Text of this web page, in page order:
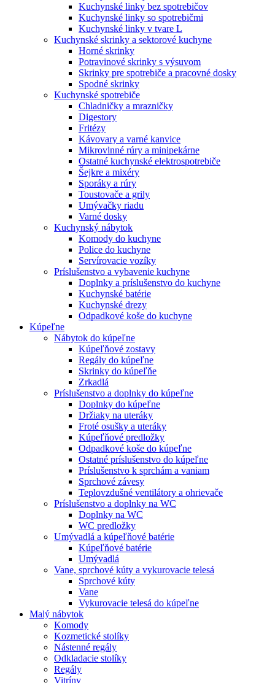
Kuchynské linky bez spotrebičov
Kuchynské linky so spotrebičmi
Kuchynské linky v tvare L
Kuchynské skrinky a sektorové kuchyne
Horné skrinky
Potravinové skrinky s výsuvom
Skrinky pre spotrebiče a pracovné dosky
Spodné skrinky
Kuchynské spotrebiče
Chladničky a mrazničky
Digestory
Fritézy
Kávovary a varné kanvice
Mikrovlnné rúry a minipekárne
Ostatné kuchynské elektrospotrebiče
Šejkre a mixéry
Sporáky a rúry
Toustovače a grily
Umývačky riadu
Varné dosky
Kuchynský nábytok
Komody do kuchyne
Police do kuchyne
Servírovacie vozíky
Príslušenstvo a vybavenie kuchyne
Doplnky a príslušenstvo do kuchyne
Kuchynské batérie
Kuchynské drezy
Odpadkové koše do kuchyne
Kúpeľne
Nábytok do kúpeľne
Kúpeľňové zostavy
Regály do kúpeľne
Skrinky do kúpeľňe
Zrkadlá
Príslušenstvo a doplnky do kúpeľne
Doplnky do kúpeľne
Držiaky na uteráky
Froté osušky a uteráky
Kúpeľňové predložky
Odpadkové koše do kúpeľne
Ostatné príslušenstvo do kúpeľne
Príslušenstvo k sprchám a vaniam
Sprchové závesy
Teplovzdušné ventilátory a ohrievače
Príslušenstvo a doplnky na WC
Doplnky na WC
WC predložky
Umývadlá a kúpeľňové batérie
Kúpeľňové batérie
Umývadlá
Vane, sprchové kúty a vykurovacie telesá
Sprchové kúty
Vane
Vykurovacie telesá do kúpeľne
Malý nábytok
Komody
Kozmetické stolíky
Nástenné regály
Odkladacie stolíky
Regály
Vitríny